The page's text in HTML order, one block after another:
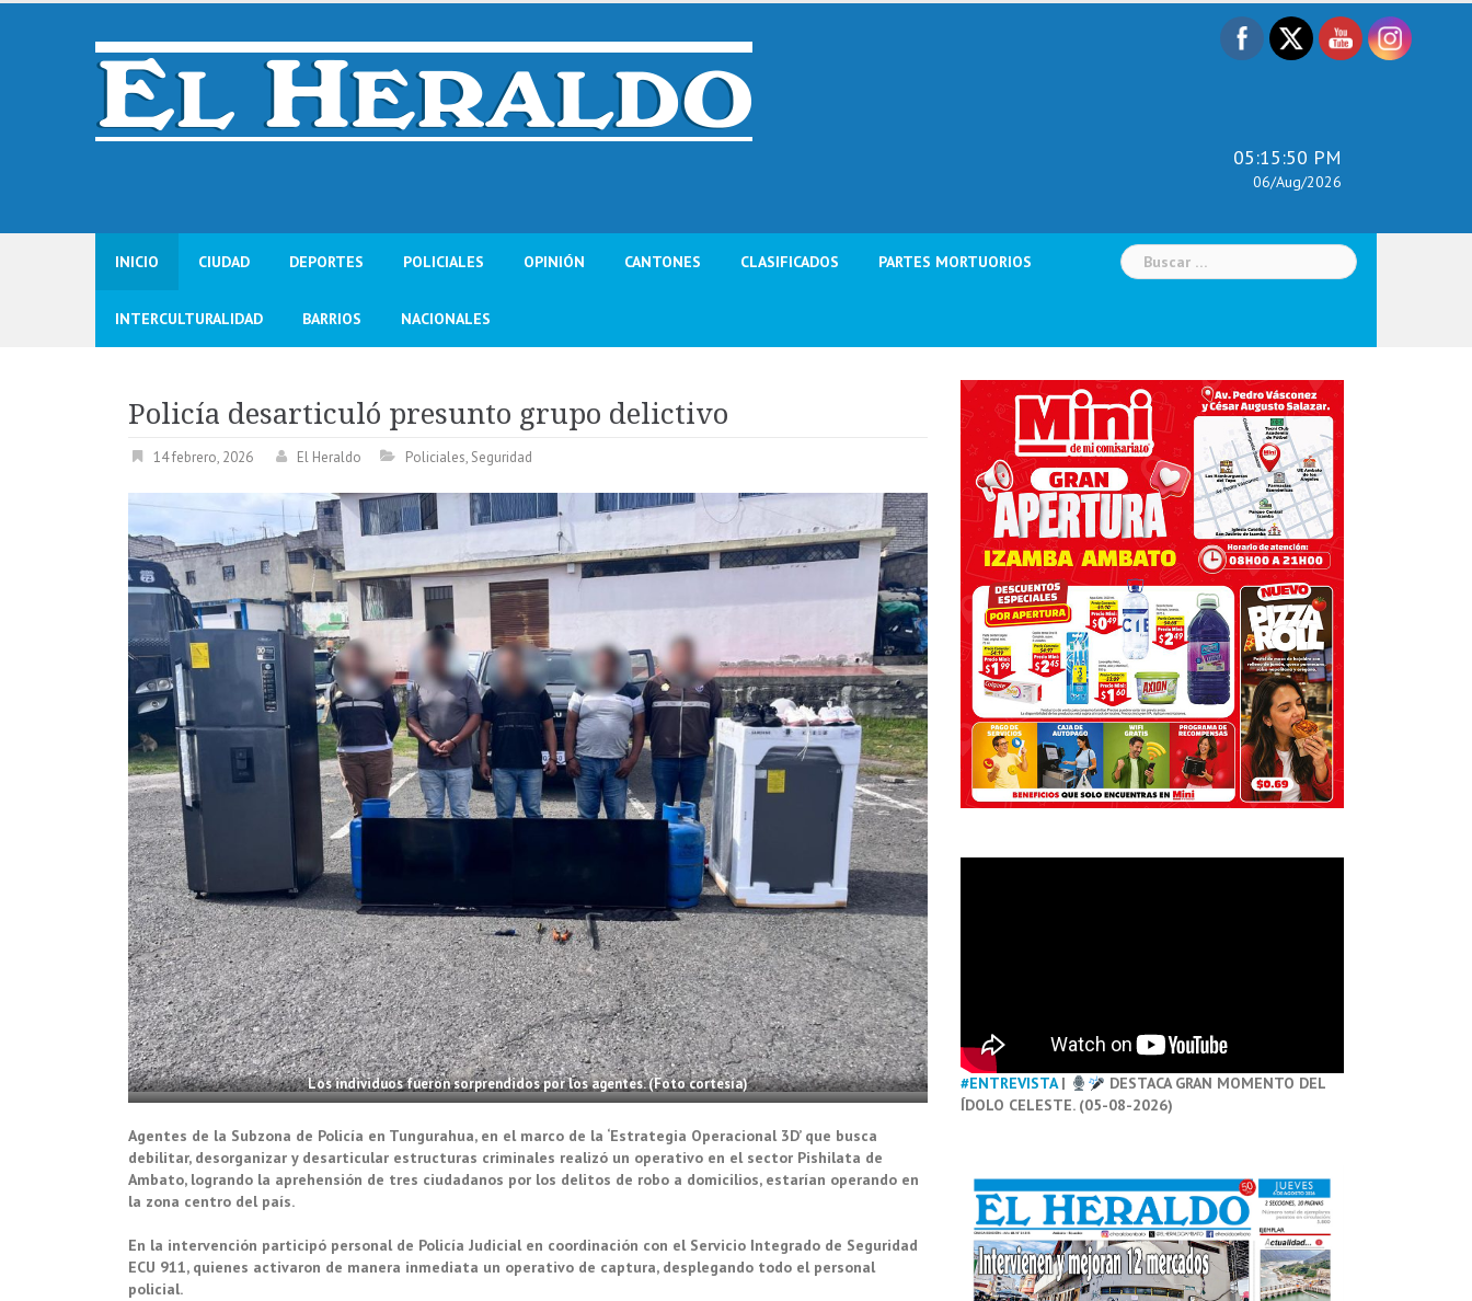
Skip
05:15:51 PM
06/Aug/2026
INICIO CIUDAD DEPORTES POLICIALES OPINIÓN CANTONES CLASIFICADOS PARTES MORTUORIOS
INTERCULTURALIDAD BARRIOS NACIONALES
Buscar:
Policía desarticuló presunto grupo delictivo
14 febrero, 2026 El Heraldo Policiales, Seguridad
Los individuos fueron sorprendidos por los agentes. (Foto cortesía)
Agentes de la Subzona de Policía en Tungurahua, en el marco de la ‘Estrategia Operacional 3D’ que busca
debilitar, desorganizar y desarticular estructuras criminales realizó un operativo en el sector Pishilata de
Ambato, logrando la aprehensión de tres ciudadanos por los delitos de robo a domicilios, estarían operando en
la zona centro del país.
En la intervención participó personal de Policía Judicial en coordinación con el Servicio Integrado de Seguridad
ECU 911, quienes activaron de manera inmediata un operativo de captura, desplegando todo el personal
policial.
#ENTREVISTA|
DESTACA GRAN MOMENTO DEL
ÍDOLO CELESTE. (05-08-2026)